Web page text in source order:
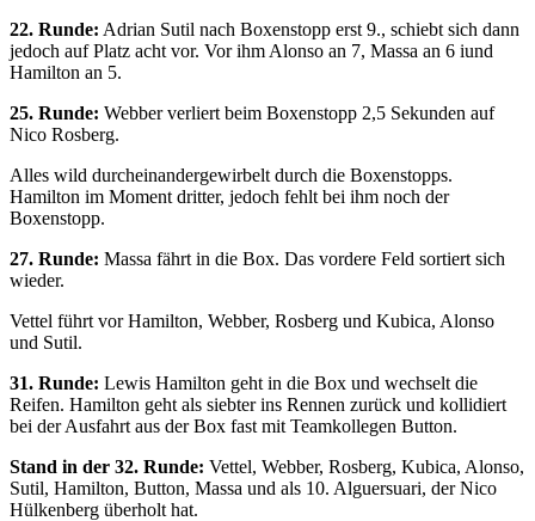
22. Runde: Adrian Sutil nach Boxenstopp erst 9., schiebt sich dann
jedoch auf Platz acht vor. Vor ihm Alonso an 7, Massa an 6 iund
Hamilton an 5.
25. Runde: Webber verliert beim Boxenstopp 2,5 Sekunden auf
Nico Rosberg.
Alles wild durcheinandergewirbelt durch die Boxenstopps.
Hamilton im Moment dritter, jedoch fehlt bei ihm noch der
Boxenstopp.
27. Runde: Massa fährt in die Box. Das vordere Feld sortiert sich
wieder.
Vettel führt vor Hamilton, Webber, Rosberg und Kubica, Alonso
und Sutil.
31. Runde: Lewis Hamilton geht in die Box und wechselt die
Reifen. Hamilton geht als siebter ins Rennen zurück und kollidiert
bei der Ausfahrt aus der Box fast mit Teamkollegen Button.
Stand in der 32. Runde: Vettel, Webber, Rosberg, Kubica, Alonso,
Sutil, Hamilton, Button, Massa und als 10. Alguersuari, der Nico
Hülkenberg überholt hat.